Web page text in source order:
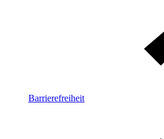
Barrierefreiheit